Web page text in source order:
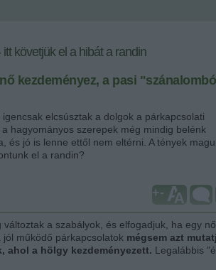
itt követjük el a hibát a randin
kezdeményez, a pasi
elcsúsztak a dolgok a párkapcsolati
hagyományos szerepek még mindig belénk
és jó is lenne ettől nem eltérni. A tények
el a randin?
+-
változtak a szabályok, és elfogadjuk, ha egy nő
jól működő párkapcsolatok mégsem azt
ahol a hölgy kezdeményezett. Legalábbis